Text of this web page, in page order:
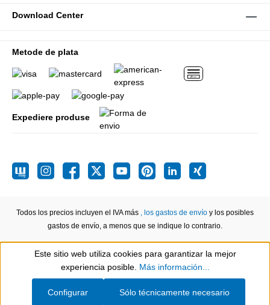
Download Center
Metode de plata
Expediere produse
Todos los precios incluyen el IVA más , los gastos de envío y los posibles
gastos de envío, a menos que se indique lo contrario.
Show toolbar
Este sitio web utiliza cookies para garantizar la mejor
experiencia posible. Más información...
Sólo técnicamente necesario
Configurar